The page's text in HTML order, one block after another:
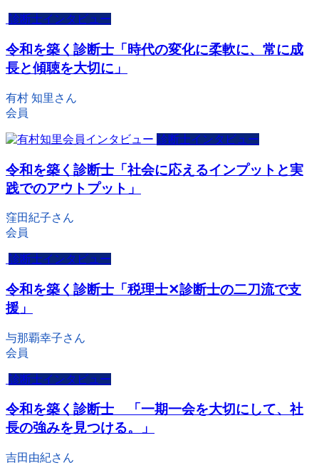
診断士インタビュー
令和を築く診断士「時代の変化に柔軟に、常に成
長と傾聴を大切に」
有村 知里さん
会員
診断士インタビュー
令和を築く診断士「社会に応えるインプットと実
践でのアウトプット」
窪田紀子さん
会員
診断士インタビュー
令和を築く診断士「税理士✕診断士の二刀流で支
援」
与那覇幸子さん
会員
診断士インタビュー
令和を築く診断士 「一期一会を大切にして、社
長の強みを見つける。」
吉田由紀さん